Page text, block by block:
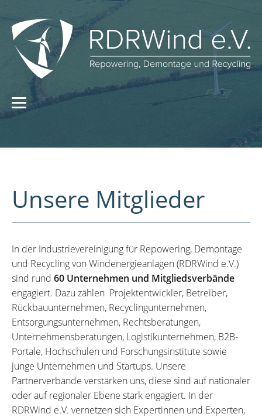
Unsere Mitglieder
In der Industrievereinigung für Repowering, Demontage
und Recycling von Windenergieanlagen (RDRWind e.V.)
sind rund 60 Unternehmen und Mitgliedsverbände
engagiert. Dazu zählen Projektentwickler, Betreiber,
Rückbauunternehmen, Recyclingunternehmen,
Entsorgungsunternehmen, Rechtsberatungen,
Unternehmensberatungen, Logistikunternehmen, B2B-
Portale, Hochschulen und Forschungsinstitute sowie
junge Unternehmen und Startups. Unsere
Partnerverbände verstärken uns, diese sind auf nationaler
oder auf regionaler Ebene stark engagiert. In der
RDRWind e.V. vernetzen sich Expertinnen und Experten,